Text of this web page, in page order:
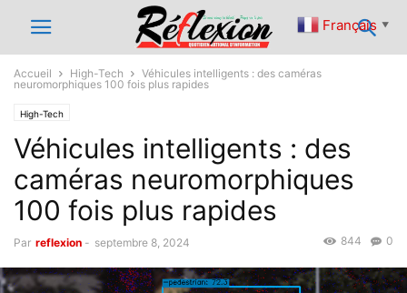
Accueil High-Tech
Véhicules intelligents : des caméras
neuromorphiques 100 fois plus rapides
High-Tech
Véhicules intelligents : des
caméras neuromorphiques
100 fois plus rapides
Par reflexion - septembre 8, 2024 0
844
Français ▼